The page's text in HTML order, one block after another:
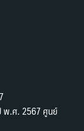
พ.ศ. 2567 ศูนย์